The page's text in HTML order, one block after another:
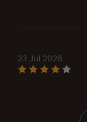
23 Jul 2026